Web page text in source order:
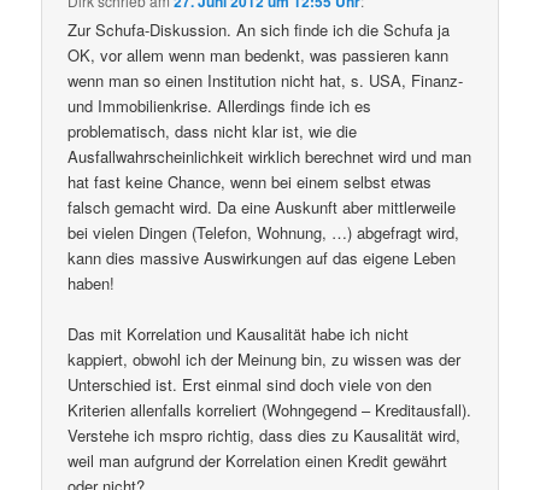
Zur Schufa-Diskussion. An sich finde ich die Schufa ja
OK, vor allem wenn man bedenkt, was passieren kann
wenn man so einen Institution nicht hat, s. USA, Finanz-
und Immobilienkrise. Allerdings finde ich es
problematisch, dass nicht klar ist, wie die
Ausfallwahrscheinlichkeit wirklich berechnet wird und man
hat fast keine Chance, wenn bei einem selbst etwas
falsch gemacht wird. Da eine Auskunft aber mittlerweile
bei vielen Dingen (Telefon, Wohnung, …) abgefragt wird,
kann dies massive Auswirkungen auf das eigene Leben
haben!
Das mit Korrelation und Kausalität habe ich nicht
kappiert, obwohl ich der Meinung bin, zu wissen was der
Unterschied ist. Erst einmal sind doch viele von den
Kriterien allenfalls korreliert (Wohngegend – Kreditausfall).
Verstehe ich mspro richtig, dass dies zu Kausalität wird,
weil man aufgrund der Korrelation einen Kredit gewährt